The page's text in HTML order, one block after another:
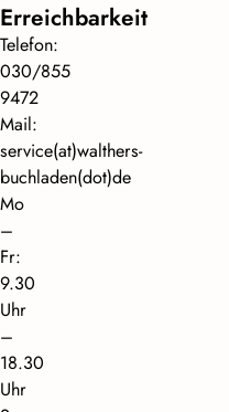
Erreichbarkeit
Telefon:
030/855
9472
Mail:
service(at)walthers-
buchladen(dot)de
Mo
–
Fr:
9.30
Uhr
–
18.30
Uhr